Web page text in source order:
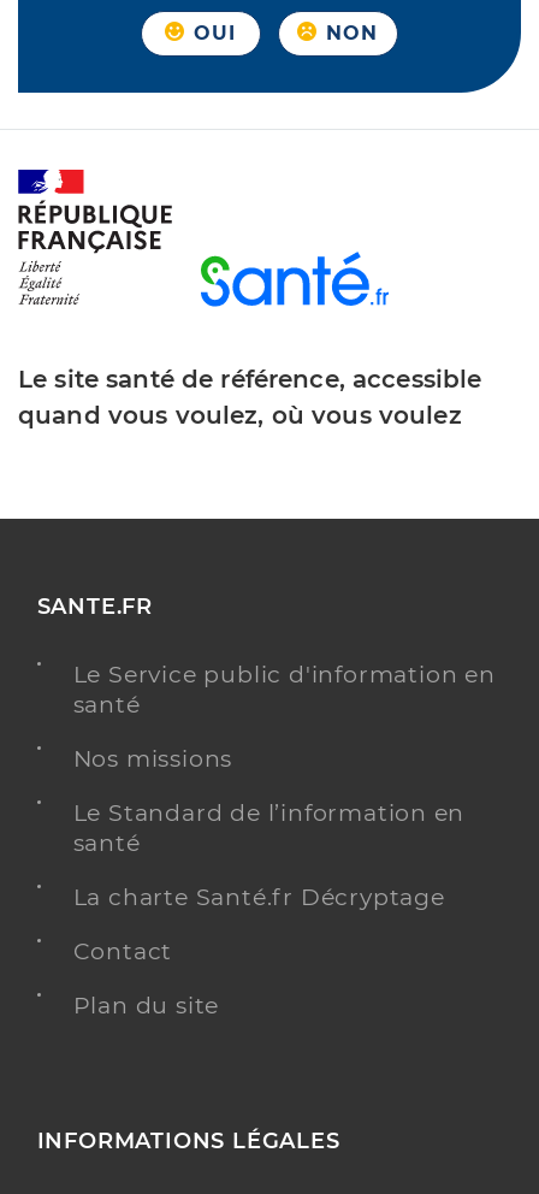
OUI NON
Le site santé de référence, accessible
quand vous voulez, où vous voulez
SANTE.FR
Le Service public d'information en
santé
Nos missions
Le Standard de l’information en
santé
La charte Santé.fr Décryptage
Contact
Plan du site
INFORMATIONS LÉGALES